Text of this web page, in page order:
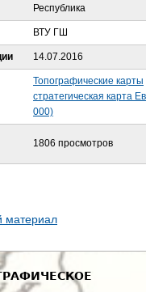
Республика
ВТУ ГШ
14.07.2016
Топографические карты
стратегическая карта
000)
1806 просмотров
материал